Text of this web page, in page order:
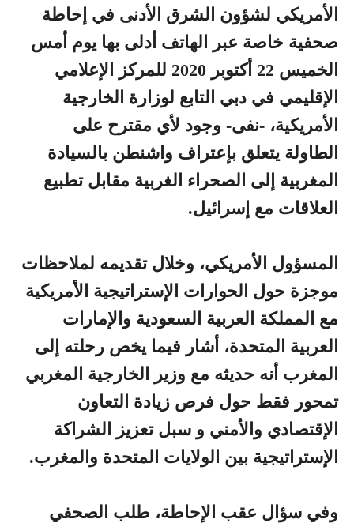
الأمريكي لشؤون الشرق الأدنى في إحاطة
صحفية خاصة عبر الهاتف أدلى بها يوم أمس
الخميس 22 أكتوبر 2020 للمركز الإعلامي
الإقليمي في دبي التابع لوزارة الخارجية
الأمريكية، -نفى- وجود لأي مقترح على
الطاولة يتعلق بإعتراف واشنطن بالسيادة
المغربية إلى الصحراء الغربية مقابل تطبيع
العلاقات مع إسرائيل.
المسؤول الأمريكي، وخلال تقديمه لملاحظات
موجزة حول الحوارات الإستراتيجية الأمريكية
مع المملكة العربية السعودية والإمارات
العربية المتحدة، أشار فيما يخص رحلته إلى
المغرب أنه حديثه مع وزير الخارجية المغربي
تمحور فقط حول فرص زيادة التعاون
الإقتصادي والأمني ​​و سبل تعزيز الشراكة
الإستراتيجية بين الولايات المتحدة والمغرب.
وفي سؤال عقب الإحاطة، طلب الصحفي